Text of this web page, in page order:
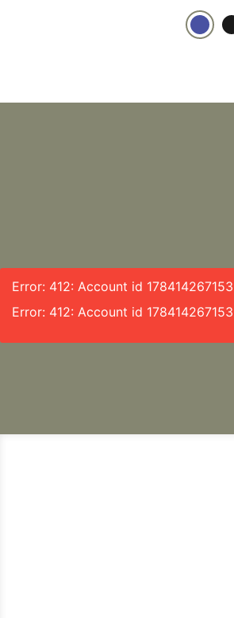
Error: 412: Account id
Error: 412: Account id